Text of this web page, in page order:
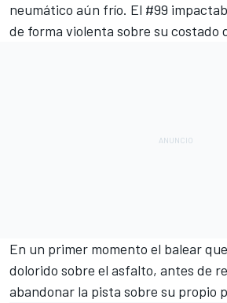
neumático aún frío. El #99
de forma violenta sobre su costado
En un primer momento el balear
dolorido sobre el asfalto, antes de
abandonar la pista sobre su propio